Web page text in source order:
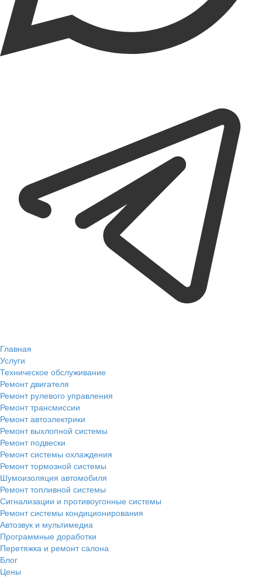
Главная
Услуги
Техническое обслуживание
Ремонт двигателя
Ремонт рулевого управления
Ремонт трансмиссии
Ремонт автоэлектрики
Ремонт выхлопной системы
Ремонт подвески
Ремонт системы охлаждения
Ремонт тормозной системы
Шумоизоляция автомобиля
Ремонт топливной системы
Сигнализации и противоугонные системы
Ремонт системы кондиционирования
Автозвук и мультимедиа
Программные доработки
Перетяжка и ремонт салона
Блог
Цены